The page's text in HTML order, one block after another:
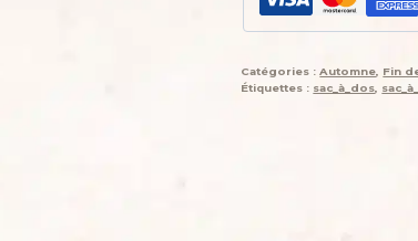
Catégories :Automne Fin
Étiquettes : sac_à_dos